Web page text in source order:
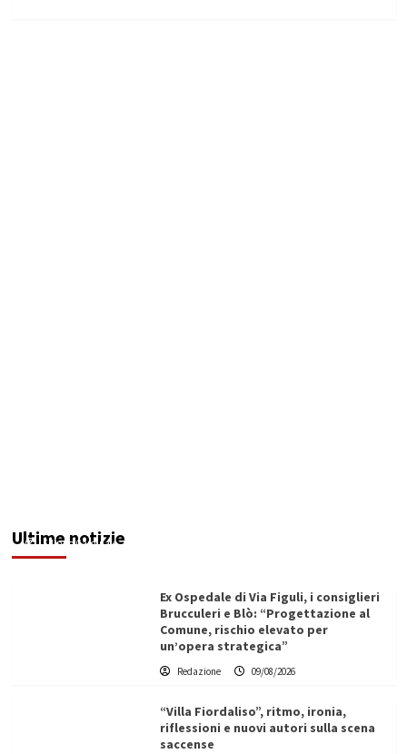
Ultime notizie
Filippo Cardinale
Ex Ospedale di Via Figuli, i consiglieri
Brucculeri e Blò: “Progettazione al
Comune, rischio elevato per
un’opera strategica”
Redazione 09/08/2026
“Villa Fiordaliso”, ritmo, ironia,
riflessioni e nuovi autori sulla scena
saccense